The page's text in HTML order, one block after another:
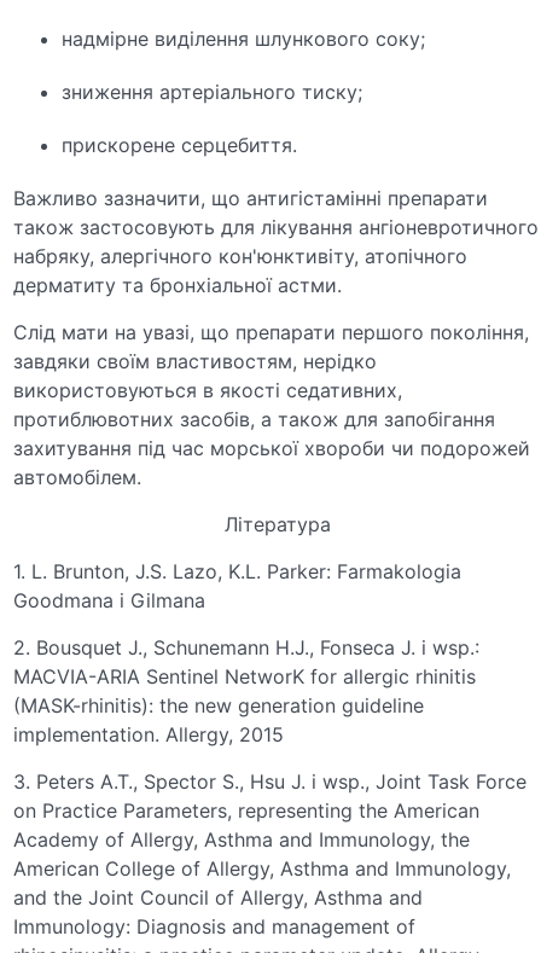
надмірне виділення шлункового соку;
зниження артеріального тиску;
прискорене серцебиття.
Важливо зазначити, що антигістамінні препарати
також застосовують для лікування ангіоневротичного
набряку, алергічного кон'юнктивіту, атопічного
дерматиту та бронхіальної астми.
Слід мати на увазі, що препарати першого покоління,
завдяки своїм властивостям, нерідко
використовуються в якості седативних,
протиблювотних засобів, а також для запобігання
захитування під час морської хвороби чи подорожей
автомобілем.
Література
1. L. Brunton, J.S. Lazo, K.L. Parker: Farmakologia
Goodmana i Gilmana
2. Bousquet J., Schunemann H.J., Fonseca J. i wsp.:
MACVIA-ARIA Sentinel NetworK for allergic rhinitis
(MASK-rhinitis): the new generation guideline
implementation. Allergy, 2015
3. Peters A.T., Spector S., Hsu J. i wsp., Joint Task Force
on Practice Parameters, representing the American
Academy of Allergy, Asthma and Immunology, the
American College of Allergy, Asthma and Immunology,
and the Joint Council of Allergy, Asthma and
Immunology: Diagnosis and management of